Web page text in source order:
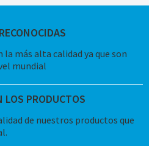
más alta calidad ya que son
mundial
LOS PRODUCTOS
de nuestros productos que